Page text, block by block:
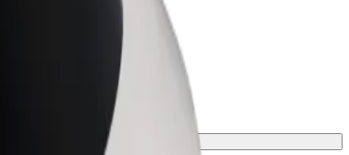
la opción perfecta para tu viaje.